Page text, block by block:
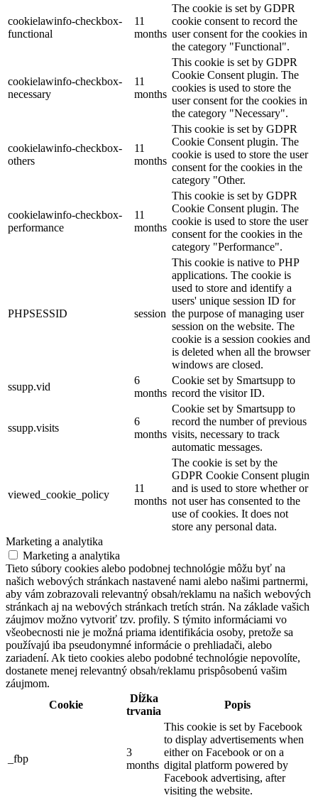
cookielawinfo-checkbox-
functional
11
months
The cookie is set by GDPR
cookie consent to record the
user consent for the cookies in
the category "Functional".
cookielawinfo-checkbox-
necessary
11
months
This cookie is set by GDPR
Cookie Consent plugin. The
cookies is used to store the
user consent for the cookies in
the category "Necessary".
cookielawinfo-checkbox-
others
11
months
This cookie is set by GDPR
Cookie Consent plugin. The
cookie is used to store the user
consent for the cookies in the
category "Other.
cookielawinfo-checkbox-
performance
11
months
This cookie is set by GDPR
Cookie Consent plugin. The
cookie is used to store the user
consent for the cookies in the
category "Performance".
PHPSESSID session
This cookie is native to PHP
applications. The cookie is
used to store and identify a
users' unique session ID for
the purpose of managing user
session on the website. The
cookie is a session cookies and
is deleted when all the browser
windows are closed.
ssupp.vid
6
months
Cookie set by Smartsupp to
record the visitor ID.
ssupp.visits
6
months
Cookie set by Smartsupp to
record the number of previous
visits, necessary to track
automatic messages.
viewed_cookie_policy
11
months
The cookie is set by the
GDPR Cookie Consent plugin
and is used to store whether or
not user has consented to the
use of cookies. It does not
store any personal data.
Marketing a analytika
Marketing a analytika
Tieto súbory cookies alebo podobnej technológie môžu byť na
našich webových stránkach nastavené nami alebo našimi partnermi,
aby vám zobrazovali relevantný obsah/reklamu na našich webových
stránkach aj na webových stránkach tretích strán. Na základe vašich
záujmov možno vytvoriť tzv. profily. S týmito informáciami vo
všeobecnosti nie je možná priama identifikácia osoby, pretože sa
používajú iba pseudonymné informácie o prehliadači, alebo
zariadení. Ak tieto cookies alebo podobné technológie nepovolíte,
dostanete menej relevantný obsah/reklamu prispôsobenú vašim
záujmom.
Cookie
Dĺžka
trvania
Popis
_fbp
3
months
This cookie is set by Facebook
to display advertisements when
either on Facebook or on a
digital platform powered by
Facebook advertising, after
visiting the website.